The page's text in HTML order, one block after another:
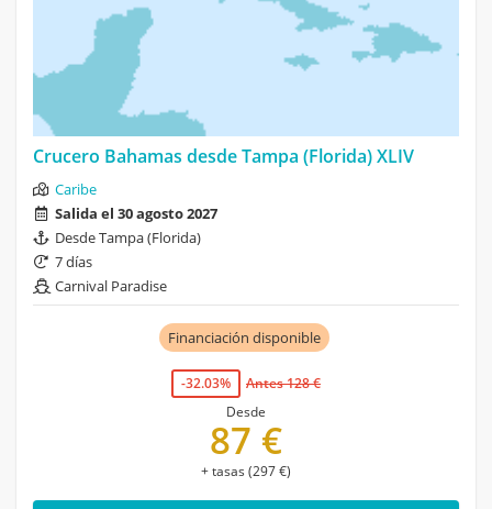
Crucero Bahamas desde Tampa (Florida) XLIV
Caribe
Salida el 30 agosto 2027
Desde Tampa (Florida)
7 días
Carnival Paradise
Financiación disponible
-32.03%
Antes 128 €
Desde
87 €
+ tasas (297 €)